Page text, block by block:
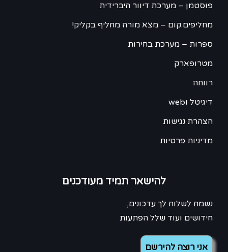
פוסטמן – מערכת דיוור היברידית
מחליפים.קום – מצא מורה מחליף בקליק!
ספרות – מערכת בחירות
מטרופארק
רווחה
דיגיטל וweb
הצהרת נגישות
מדיניות פרטיות
להישאר תמיד מעודכנים
נשמח לשלוח לך עדכונים,
חידושים ועוד שלל הפתעות